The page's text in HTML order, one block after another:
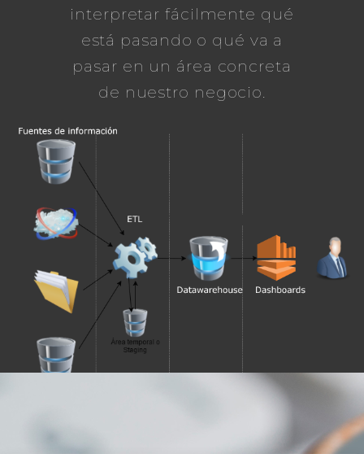
interpretar fácilmente qué
está pasando o qué va a
pasar en un área concreta
de nuestro negocio.